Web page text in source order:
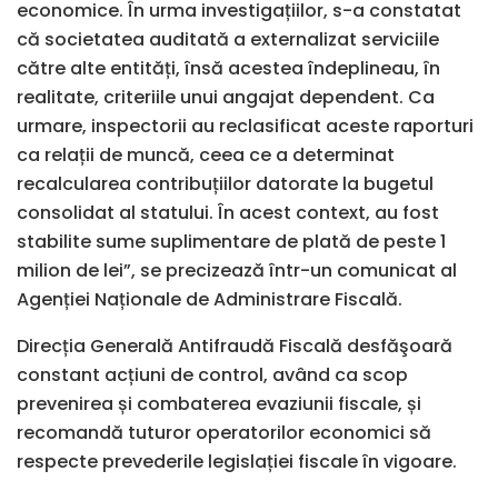
economice. În urma investigațiilor, s-a constatat
că societatea auditată a externalizat serviciile
către alte entități, însă acestea îndeplineau, în
realitate, criteriile unui angajat dependent. Ca
urmare, inspectorii au reclasificat aceste raporturi
ca relații de muncă, ceea ce a determinat
recalcularea contribuțiilor datorate la bugetul
consolidat al statului. În acest context, au fost
stabilite sume suplimentare de plată de peste 1
milion de lei”, se precizează într-un comunicat al
Agenției Naționale de Administrare Fiscală.
Direcția Generală Antifraudă Fiscală desfăşoară
constant acțiuni de control, având ca scop
prevenirea și combaterea evaziunii fiscale, și
recomandă tuturor operatorilor economici să
respecte prevederile legislației fiscale în vigoare.